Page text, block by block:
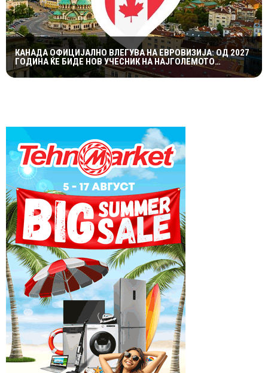
КАНАДА ОФИЦИЈАЛНО ВЛЕГУВА НА ЕВРОВИЗИЈА: ОД 2027
ГОДИНА ЌЕ БИДЕ НОВ УЧЕСНИК НА НАЈГОЛЕМОТО
МУЗИЧКО ШОУ